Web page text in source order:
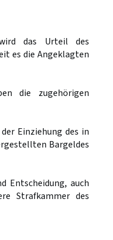
das Urteil des
es die Angeklagten
die zugehörigen
Einziehung des in
Bargeldes
Entscheidung, auch
Strafkammer des